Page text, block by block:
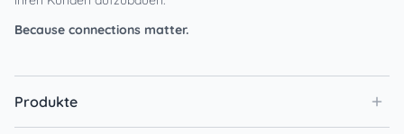
Because connections matter.
Produkte